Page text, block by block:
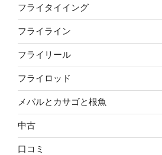
フライタイイング
フライライン
フライリール
フライロッド
メバルとカサゴと根魚
中古
口コミ